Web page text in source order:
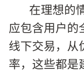
在理想的
应包含用户
线下交易，从
率，这些都是